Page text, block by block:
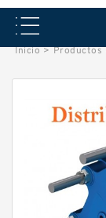
VC
Inicio > Productos